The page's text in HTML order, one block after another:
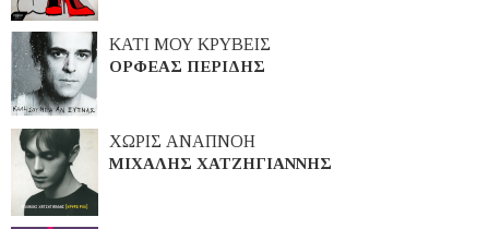
ΚΑΤΙ ΜΟΥ ΚΡΥΒΕΙΣ
ΟΡΦΕΑΣ ΠΕΡΙΔΗΣ
ΧΩΡΙΣ ΑΝΑΠΝΟΗ
ΜΙΧΑΛΗΣ ΧΑΤΖΗΓΙΑΝΝΗΣ